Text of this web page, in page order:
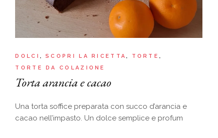
DOLCI SCOPRI LA RICETTA
TORTE
TORTE DA COLAZIONE
Torta arancia e cacao
Una torta soffice preparata con succo d’arancia e
cacao nell’impasto. Un dolce semplice e profum